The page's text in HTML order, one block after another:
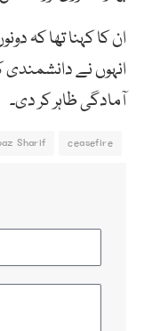
ان کا کہنا تھا کہ
انہوں نے دانشمندی
آمادگی ظاہر کر دی۔
ceasefire
Sharif